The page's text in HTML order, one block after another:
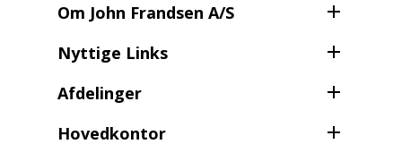
Om John Frandsen A/S
Nyttige Links
Afdelinger
Hovedkontor